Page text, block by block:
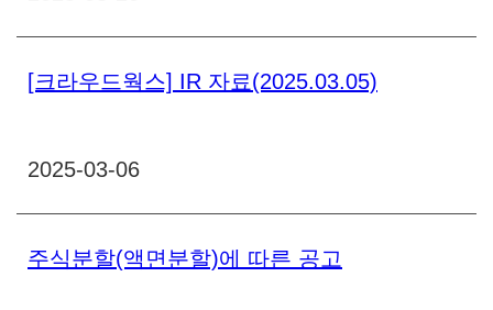
[크라우드웍스] IR 자료(2025.03.05)
2025-03-06
주식분할(액면분할)에 따른 공고